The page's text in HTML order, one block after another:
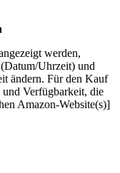
werden,
(Datum/Uhrzeit) und
ändern. Für den Kauf
und Verfügbarkeit, die
Amazon-Website(s)]